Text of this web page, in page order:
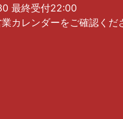
最終受付22:00
カレンダーをご確認くだ